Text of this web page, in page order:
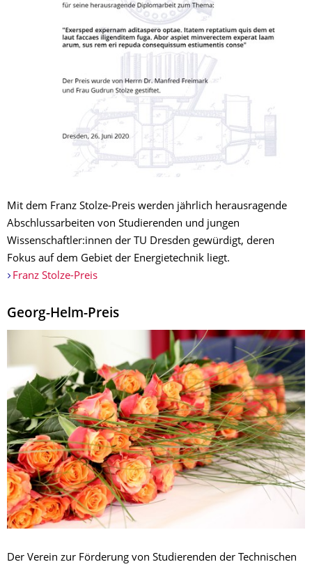
Mit dem Franz Stolze-Preis werden jährlich herausragende
Abschlussarbeiten von Studierenden und jungen
Wissenschaftler:innen der TU Dresden gewürdigt, deren
Fokus auf dem Gebiet der Energietechnik liegt.
Franz Stolze-Preis
Georg-Helm-Preis
Der Verein zur Förderung von Studierenden der Technischen